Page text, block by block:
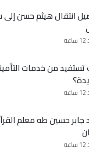
انتقال هيثم حسن
من خدمات
جابر حسين طه معلم